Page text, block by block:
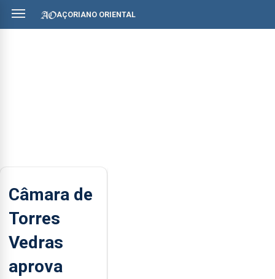
AÇORIANO ORIENTAL
Câmara de
Torres
Vedras
aprova